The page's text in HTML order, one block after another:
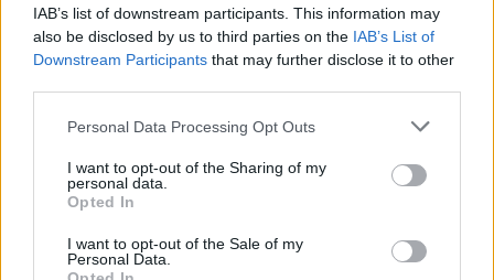
IAB’s list of downstream participants. This information may
also be disclosed by us to third parties on the IAB’s List of
Downstream Participants that may further disclose it to other
Please note that this website/app uses one or more Google
not limited to your visit or usage behaviour. You may click to
grant or deny consent to Google and its third-party tags to
use your data for below specified purposes in below Google
consent section.
Personal Data Processing Opt Outs
I want to opt-out of the Sharing of my
personal data.
Opted In
I want to opt-out of the Sale of my
Personal Data.
Középpontban a hagyományőrzés, de lesz Pogány Induló és
Majka koncert, jóga szeánsz, “borhajózás” és egy csomó minden
más.